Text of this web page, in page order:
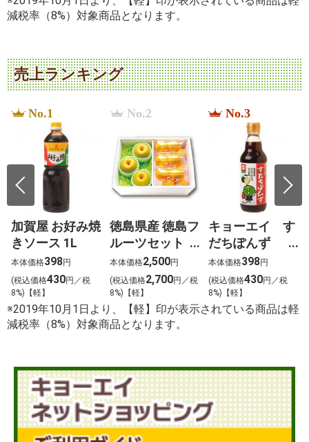
減税率（8%）対象商品となります。
売上ランキング
No.1
加賀屋 お好み焼
きソース 1L
本体価格398円
(税込価格430円／税
8%)【軽】
No.2
徳島県産 徳島フ
ルーツセット
恵（めぐみ）
本体価格2,500円
(税込価格2,700円／税
8%)【軽】
No.3
キョーエイ す
だちぽんず
360ml
本体価格398円
(税込価格430円／税
8%)【軽】
※2019年10月1日より、【軽】印が表示されている商品は軽
減税率（8%）対象商品となります。